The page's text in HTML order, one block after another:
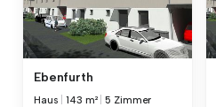
Ebenfurth
Haus |143 m² |5 Zimmer